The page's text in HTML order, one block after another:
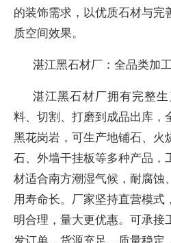
的装饰需求，以优质石材与完
质空间效果。
湛江黑石材厂：全品类加
湛江黑石材厂拥有完整
料、切割、打磨到成品出库，
黑花岗岩，可生产地铺石、火
石、外墙干挂板等多种产品，
材适合南方潮湿气候，耐腐蚀
用寿命长。厂家坚持直营模式
明合理，量大更优惠。可承接